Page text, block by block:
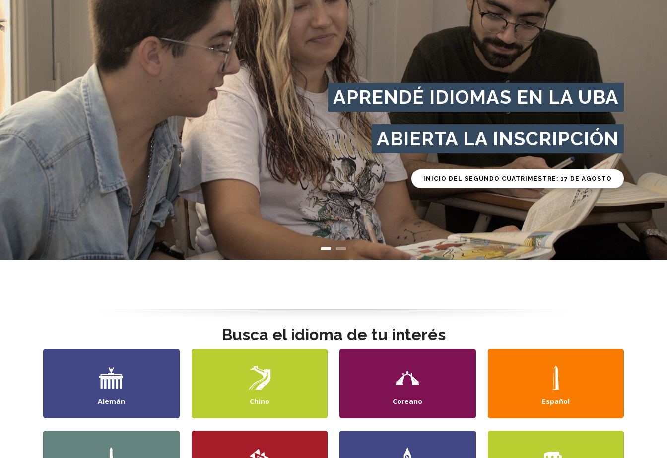
APRENDÉ IDIOMAS EN LA UBA
ABIERTA LA INSCRIPCIÓN
INICIO DEL SEGUNDO CUATRIMESTRE: 17 DE AGOSTO
Busca el idioma de tu interés
Alemán Chino Coreano Español